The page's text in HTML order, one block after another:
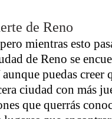
BarreAndTribe
de Reno
mientras esto
de Reno se
puedas creer
ciudad con más
que querrás